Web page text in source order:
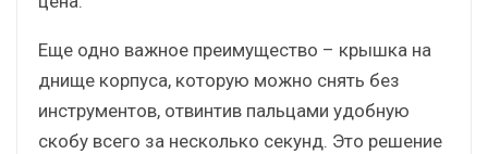
Еще одно важное преимущество – крышка на
днище корпуса, которую можно снять без
инструментов, отвинтив пальцами удобную
скобу всего за несколько секунд. Это решение